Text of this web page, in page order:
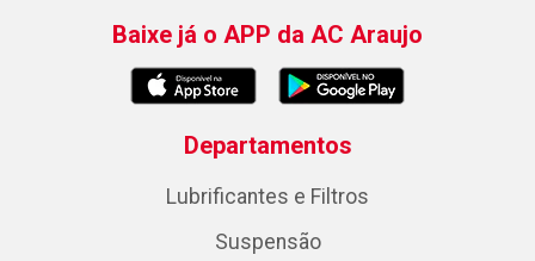
Baixe já o APP da AC Araujo
Departamentos
Lubrificantes e Filtros
Suspensão